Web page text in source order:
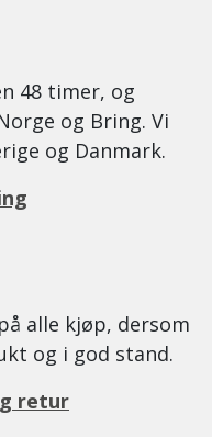
48 timer, og
og Bring. Vi
og Danmark.
alle kjøp, dersom
og i god stand.
retur